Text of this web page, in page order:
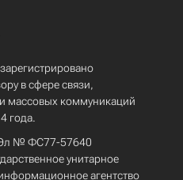
в сфере связи,
массовых коммуникаций
года.
Эл № ФС77-57640
унитарное
агентство